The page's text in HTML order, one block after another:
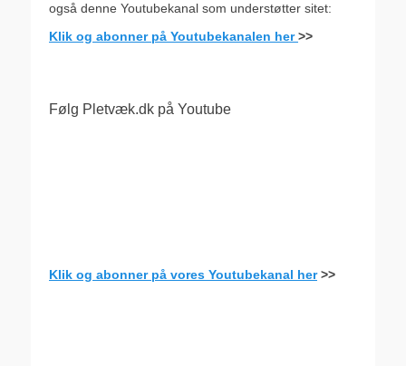
også denne Youtubekanal som understøtter sitet:
Klik og abonner på Youtubekanalen her>>
Følg Pletvæk.dk på Youtube
Klik og abonner på vores Youtubekanal her>>